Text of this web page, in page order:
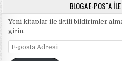
BLOGA E-POSTA
Yeni kitaplar ile ilgili bildirimler
girin.
E-
posta